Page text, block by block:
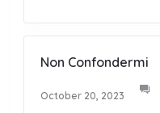
Non Confondermi
October 20, 2023